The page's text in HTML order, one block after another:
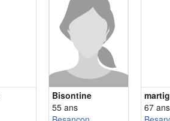
Bisontine
55 ans
67 ans